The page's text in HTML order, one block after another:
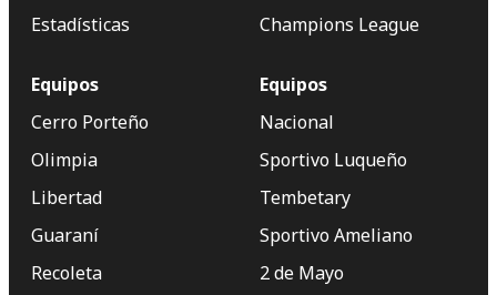
Estadísticas
Champions League
Equipos
Cerro Porteño
Olimpia
Libertad
Guaraní
Recoleta
Equipos
Nacional
Sportivo Luqueño
Tembetary
Sportivo Ameliano
2 de Mayo